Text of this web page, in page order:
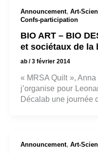
Announcement, Art-
Confs-participation
BIO ART – BIO
et sociétaux de la
ab /3 février 2014
« MRSA Quilt »,
j’organise pour
Décalab une journée
Announcement, Art-